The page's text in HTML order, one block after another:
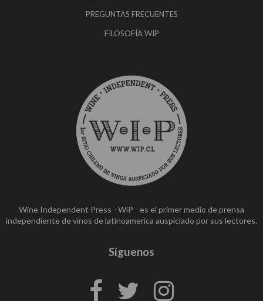
PREGUNTAS FRECUENTES
FILOSOFÍA WIP
Wine Independent Press - WiP - es el primer medio de prensa
independiente de vinos de latinoamerica auspiciado por sus lectores.
Síguenos